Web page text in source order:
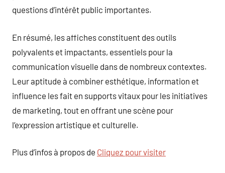
questions d’intérêt public importantes.
En résumé, les affiches constituent des outils
polyvalents et impactants, essentiels pour la
communication visuelle dans de nombreux contextes.
Leur aptitude à combiner esthétique, information et
influence les fait en supports vitaux pour les initiatives
de marketing, tout en offrant une scène pour
l’expression artistique et culturelle.
Plus d’infos à propos de Cliquez pour visiter